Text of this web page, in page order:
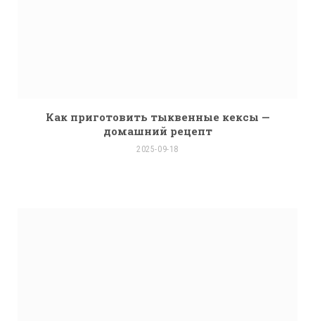
Как приготовить тыквенные кексы —
домашний рецепт
2025-09-18